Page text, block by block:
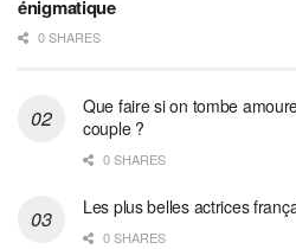
énigmatique
0 SHARES
Que faire si on tombe
couple ?
0 SHARES
Les plus belles actrices
0 SHARES